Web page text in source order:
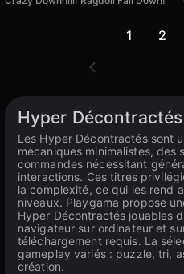
1 2
Hyper Décontractés
Les Hyper Décontractés sont
mécaniques minimalistes, des
commandes nécessitant
interactions. Ces titres
la complexité, ce qui les rend
niveaux. Playgama propose
Hyper Décontractés jouables
navigateur sur ordinateur et
téléchargement requis. La
gameplay variés : puzzle, tri,
création.